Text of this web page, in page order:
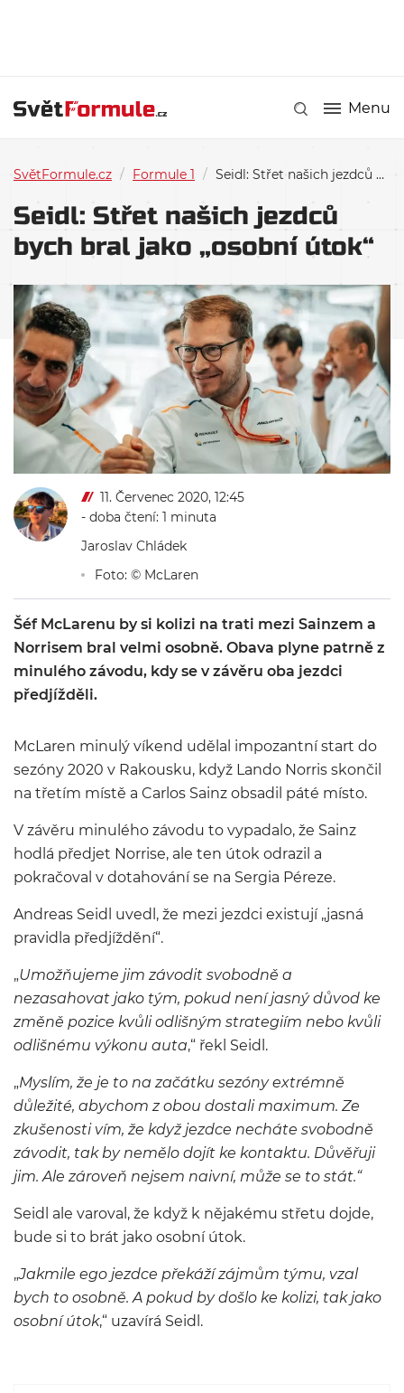
Menu
SvětFormule.cz / Formule 1 / Seidl: Střet našich jezdců bych bral jako „osobní útok“
Seidl: Střet našich jezdců
bych bral jako „osobní útok“
11. Červenec 2020, 12:45
- doba čtení: 1 minuta
Jaroslav Chládek
Foto: © McLaren
Šéf McLarenu by si kolizi na trati mezi Sainzem a
Norrisem bral velmi osobně. Obava plyne patrně z
minulého závodu, kdy se v závěru oba jezdci
předjížděli.
McLaren minulý víkend udělal impozantní start do
sezóny 2020 v Rakousku, když Lando Norris skončil
na třetím místě a Carlos Sainz obsadil páté místo.
V závěru minulého závodu to vypadalo, že Sainz
hodlá předjet Norrise, ale ten útok odrazil a
pokračoval v dotahování se na Sergia Péreze.
Andreas Seidl uvedl, že mezi jezdci existují „jasná
pravidla předjíždění“.
„Umožňujeme jim závodit svobodně a
nezasahovat jako tým, pokud není jasný důvod ke
změně pozice kvůli odlišným strategiím nebo kvůli
odlišnému výkonu auta,“ řekl Seidl.
„Myslím, že je to na začátku sezóny extrémně
důležité, abychom z obou dostali maximum. Ze
zkušenosti vím, že když jezdce necháte svobodně
závodit, tak by nemělo dojít ke kontaktu. Důvěřuji
jim. Ale zároveň nejsem naivní, může se to stát.“
Seidl ale varoval, že když k nějakému střetu dojde,
bude si to brát jako osobní útok.
„Jakmile ego jezdce překáží zájmům týmu, vzal
bych to osobně. A pokud by došlo ke kolizi, tak jako
osobní útok,“ uzavírá Seidl.